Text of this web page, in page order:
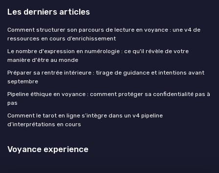
Les derniers articles
Comment structurer son parcours de lecture en voyance : une v4 de
ressources en cours d’enrichissement
Le nombre d'expression en numérologie : ce qu'il révèle de votre
manière d'être au monde
Préparer sa rentrée intérieure : tirage de guidance et intentions avant
septembre
Pipeline éthique en voyance : comment protéger sa confidentialité pas à
pas
Comment le tarot en ligne s’intègre dans un v4 pipeline
d’interprétations en cours
Voyance experience